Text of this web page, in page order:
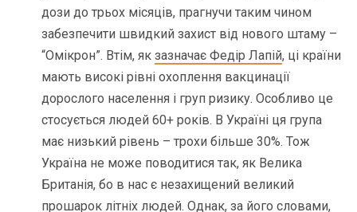
дози до трьох місяців, прагнучи таким чином
забезпечити швидкий захист від нового штаму –
“Омікрон”. Втім, якзазначає Федір Лапій, ці країни
мають високі рівні охоплення вакцинації
дорослого населення і груп ризику. Особливо це
стосується людей 60+ років. В Україні ця група
має низький рівень – трохи більше 30%. Тож
Україна не може поводитися так, як Велика
Британія, бо в нас є незахищений великий
прошарок літніх людей. Однак, за його словами,